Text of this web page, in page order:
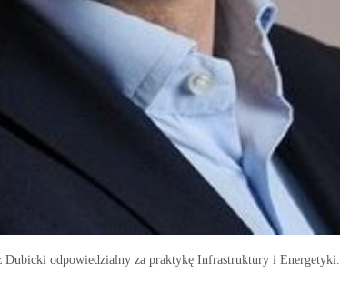
odpowiedzialny za praktykę Infrastruktury i Energetyki.